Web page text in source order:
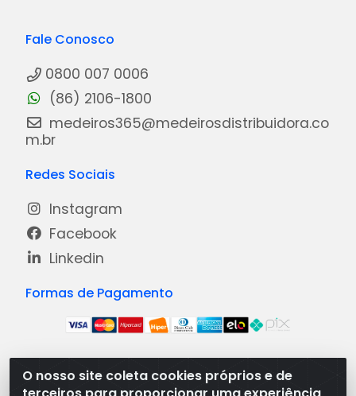
O nosso site coleta cookies próprios e de
Fale Conosco
0800 007 0006
(86) 2106-1800
medeiros365@medeirosdistribuidora.co
m.br
Redes Sociais
Instagram
Facebook
Linkedin
Formas de Pagamento
Medeiros Distribuidora - Rua Dias Carneiro, 1977 -